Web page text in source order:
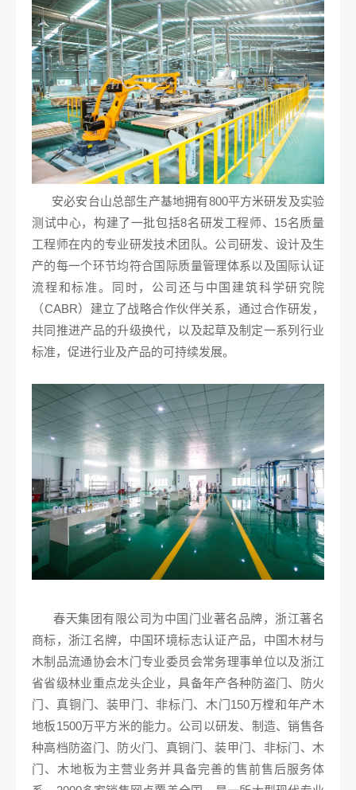
安必安台山总部生产基地拥有800平方米研发及实验
测试中心，构建了一批包括8名研发工程师、15名质量
工程师在内的专业研发技术团队。公司研发、设计及生
产的每一个环节均符合国际质量管理体系以及国际认证
流程和标准。同时，公司还与中国建筑科学研究院
（CABR）建立了战略合作伙伴关系，通过合作研发，
共同推进产品的升级换代，以及起草及制定一系列行业
标准，促进行业及产品的可持续发展。
春天集团有限公司为中国门业著名品牌，浙江著名
商标，浙江名牌，中国环境标志认证产品，中国木材与
木制品流通协会木门专业委员会常务理事单位以及浙江
省省级林业重点龙头企业，具备年产各种防盗门、防火
门、真铜门、装甲门、非标门、木门150万樘和年产木
地板1500万平方米的能力。公司以研发、制造、销售各
种高档防盗门、防火门、真铜门、装甲门、非标门、木
门、木地板为主营业务并具备完善的售前售后服务体